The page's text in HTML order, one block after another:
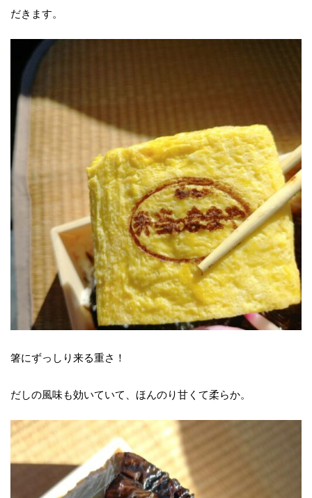
だきます。
箸にずっしり来る重さ！
だしの風味も効いていて、ほんのり甘くて柔らか。